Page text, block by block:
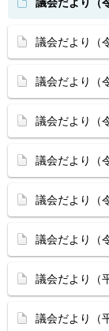
議会だより（
議会だより（
議会だより（
議会だより（
議会だより（
議会だより（
議会だより（
議会だより（